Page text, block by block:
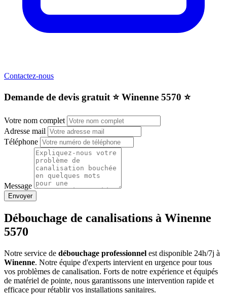
Contactez-nous
Demande de devis gratuit ⭐️ Winenne 5570 ⭐️
Votre nom complet
Adresse mail
Téléphone
Message
Envoyer
Débouchage de canalisations à Winenne
5570
Notre service de débouchage professionnel est disponible 24h/7j à
Winenne. Notre équipe d'experts intervient en urgence pour tous
vos problèmes de canalisation. Forts de notre expérience et équipés
de matériel de pointe, nous garantissons une intervention rapide et
efficace pour rétablir vos installations sanitaires.